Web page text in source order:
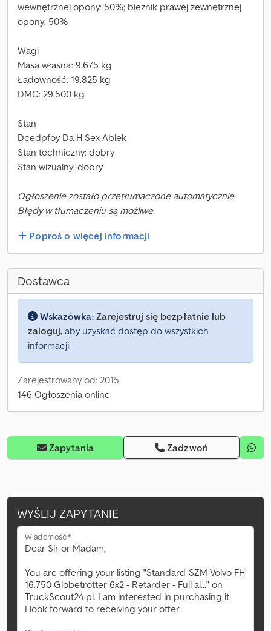
wewnętrznej opony: 50%; bieżnik prawej zewnętrznej
opony: 50%
Wagi
Masa własna: 9.675 kg
Ładowność: 19.825 kg
DMC: 29.500 kg
Stan
Dcedpfoy Da H Sex Ablek
Stan techniczny: dobry
Stan wizualny: dobry
Ogłoszenie zostało przetłumaczone automatycznie.
Błędy w tłumaczeniu są możliwe.
Poproś o więcej informacji
Dostawca
Wskazówka: Zarejestruj się bezpłatnie lub
zaloguj, aby uzyskać dostęp do wszystkich
informacji.
Zarejestrowany od: 2015
146 Ogłoszenia online
Zapytania Zadzwoń
WYŚLIJ ZAPYTANIE
Wiadomość*